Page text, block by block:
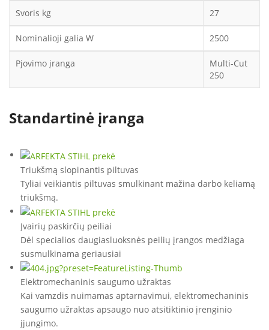
Svoris kg 27
Nominalioji galia W 2500
Pjovimo įranga
Multi-Cut
250
Standartinė įranga
Triukšmą slopinantis piltuvas
Tyliai veikiantis piltuvas smulkinant mažina darbo keliamą
triukšmą.
Įvairių paskirčių peiliai
Dėl specialios daugiasluoksnės peilių įrangos medžiaga
susmulkinama geriausiai
Elektromechaninis saugumo užraktas
Kai vamzdis nuimamas aptarnavimui, elektromechaninis
saugumo užraktas apsaugo nuo atsitiktinio įrenginio
įjungimo.